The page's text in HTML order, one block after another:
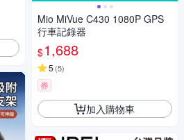
Mio MiVue C430 1080P GPS
行車記錄器
$1,688
5 (5)
券
加入購物車